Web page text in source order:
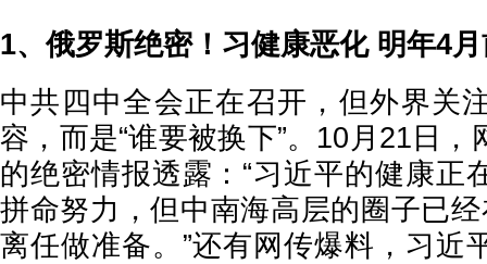
1、俄罗斯绝密！习健康恶化 明年4
中共四中全会正在召开，但外界关
容，而是“谁要被换下”。10月21日
的绝密情报透露：“习近平的健康正
拼命努力，但中南海高层的圈子已
离任做准备。”还有网传爆料，习近